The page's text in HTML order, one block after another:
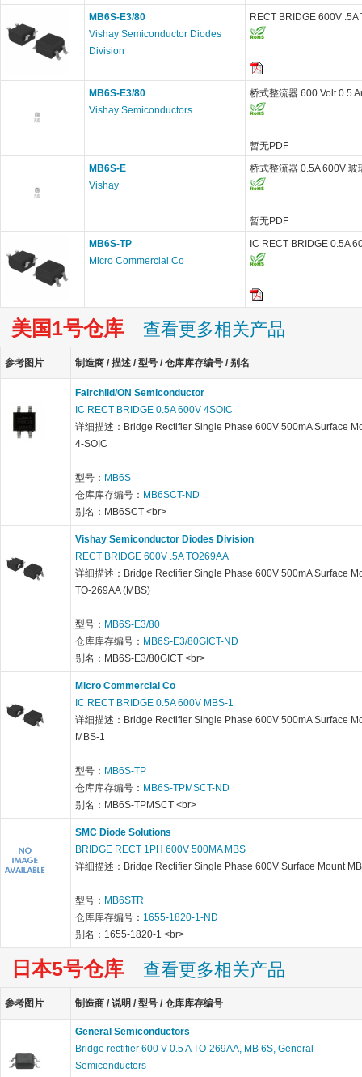
MB6S-E3/80
Vishay Semiconductor Diodes
Division
RECT BRIDGE 600V .5A
MB6S-E3/80
Vishay Semiconductors
桥式整流器 600 Volt 0.5
暂无PDF
MB6S-E
Vishay
桥式整流器 0.5A 600V 玻
暂无PDF
MB6S-TP
Micro Commercial Co
IC RECT BRIDGE 0.5A
美国1号仓库 查看更多相关产品
参考图片 制造商 / 描述 / 型号 / 仓库库存编号 / 别名
Fairchild/ON Semiconductor
IC RECT BRIDGE 0.5A 600V 4SOIC
详细描述：Bridge Rectifier Single Phase 600V 500mA Surface
4-SOIC
型号： MB6S
仓库库存编号： MB6SCT-ND
别名：MB6SCT <br>
Vishay Semiconductor Diodes Division
RECT BRIDGE 600V .5A TO269AA
详细描述：Bridge Rectifier Single Phase 600V 500mA Surface
TO-269AA (MBS)
型号： MB6S-E3/80
仓库库存编号： MB6S-E3/80GICT-ND
别名：MB6S-E3/80GICT <br>
Micro Commercial Co
IC RECT BRIDGE 0.5A 600V MBS-1
详细描述：Bridge Rectifier Single Phase 600V 500mA Surface
MBS-1
型号： MB6S-TP
仓库库存编号： MB6S-TPMSCT-ND
别名：MB6S-TPMSCT <br>
SMC Diode Solutions
BRIDGE RECT 1PH 600V 500MA MBS
详细描述：Bridge Rectifier Single Phase 600V Surface Mount
型号： MB6STR
仓库库存编号： 1655-1820-1-ND
别名：1655-1820-1 <br>
日本5号仓库 查看更多相关产品
参考图片 制造商 / 说明 / 型号 / 仓库库存编号
General Semiconductors
Bridge rectifier 600 V 0.5 A TO-269AA, MB 6S, General
Semiconductors